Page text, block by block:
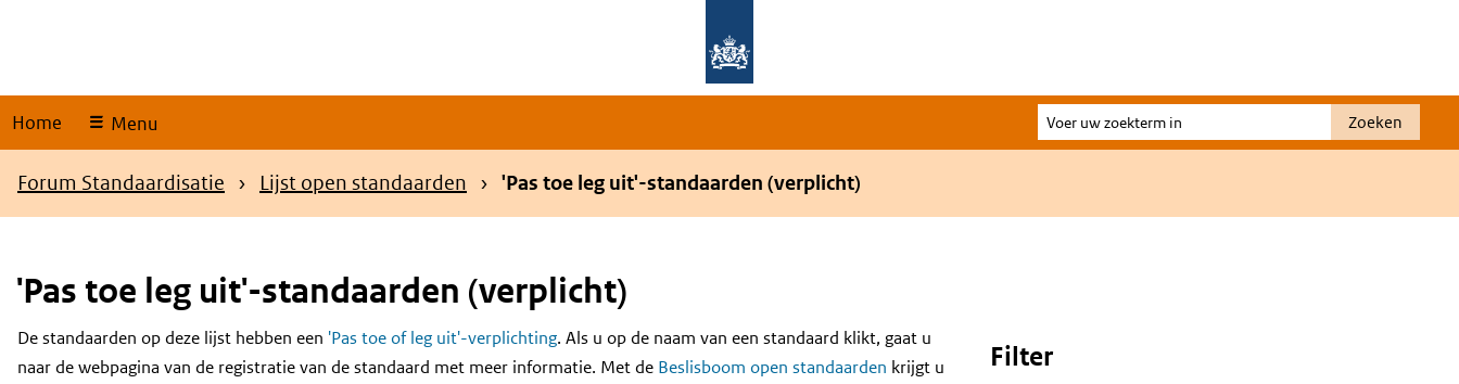
Home Menu
Voer
uw
Zoeken
Kruimelpad
Forum Standaardisatie Lijst open standaarden 'Pas toe leg uit'-standaarden (verplicht)
'Pas toe leg uit'-standaarden (verplicht)
Content
De standaarden op deze lijst hebben een 'Pas toe of leg uit'-verplichting. Als u op de naam van een standaard klikt, gaat u
naar de webpagina van de registratie van de standaard met meer informatie. Met de Beslisboom open standaarden krijgt u
Filter